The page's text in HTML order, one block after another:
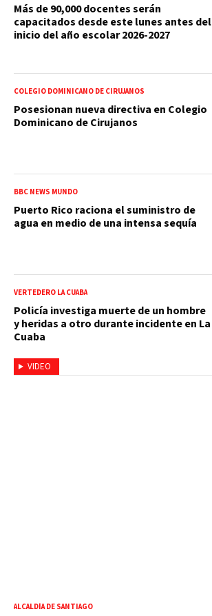
Más de 90,000 docentes serán
capacitados desde este lunes antes del
inicio del año escolar 2026-2027
COLEGIO DOMINICANO DE CIRUJANOS
Posesionan nueva directiva en Colegio
Dominicano de Cirujanos
BBC NEWS MUNDO
Puerto Rico raciona el suministro de
agua en medio de una intensa sequía
VIDEO
VERTEDERO LA CUABA
Policía investiga muerte de un hombre
y heridas a otro durante incidente en La
Cuaba
ALCALDÍA DE SANTIAGO